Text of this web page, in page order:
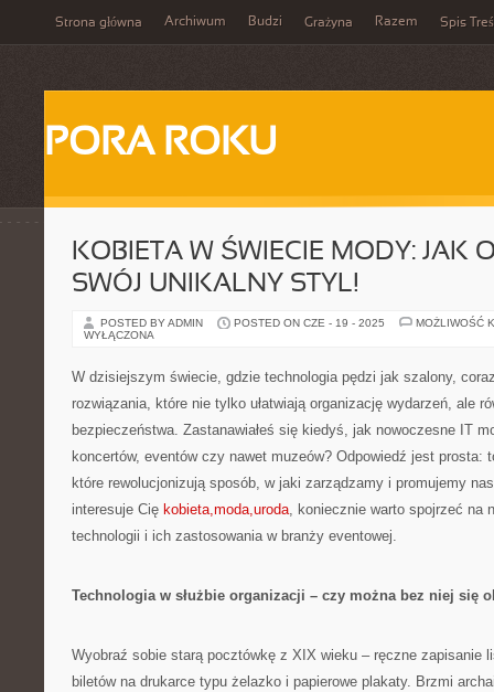
Strona główna Archiwum Budzi Grażyna Razem Spis
PORA ROKU
KOBIETA W ŚWIECIE MODY: JAK
SWÓJ UNIKALNY STYL!
POSTED BY ADMIN POSTED ON CZE - 19 - 2025
MOŻLIWOŚĆ
WYŁĄCZONA
W dzisiejszym świecie, gdzie technologia pędzi jak szalony,
rozwiązania, które nie tylko ułatwiają organizację wydarzeń, ale
bezpieczeństwa. Zastanawiałeś się kiedyś, jak nowoczesne IT
koncertów, eventów czy nawet muzeów? Odpowiedź jest prosta:
które rewolucjonizują sposób, w jaki zarządzamy i promujemy
interesuje Cię kobieta,moda,uroda, koniecznie warto spojrzeć na
technologii i ich zastosowania w branży eventowej.
Technologia w służbie organizacji – czy można bez niej się
Wyobraź sobie starą pocztówkę z XIX wieku – ręczne zapisanie
biletów na drukarce typu żelazko i papierowe plakaty. Brzmi